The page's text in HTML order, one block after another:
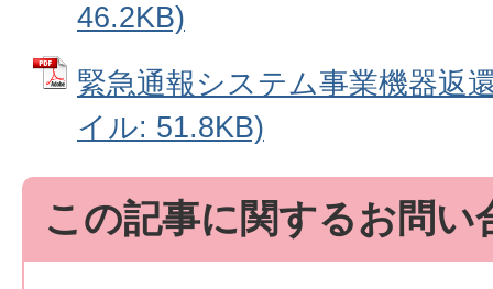
46.2KB)
緊急通報システム事業機器返
イル: 51.8KB)
この記事に関するお問い